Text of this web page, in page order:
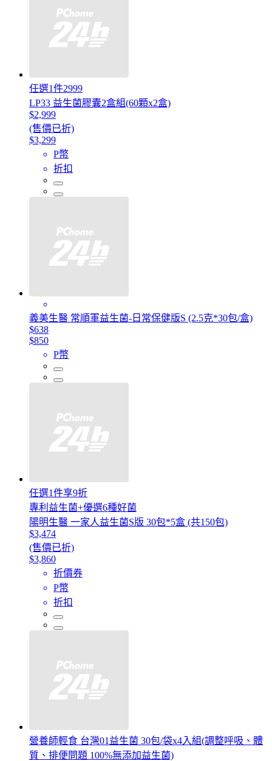
任選1件2999
LP33 益生菌膠囊2盒組(60顆x2盒)
$2,999
(售價已折)
$3,299
P幣
折扣
義美生醫 常順軍益生菌-日常保健版S (2.5克*30包/盒)
$638
$850
P幣
任選1件享9折
專利益生菌+優選6種好菌
陽明生醫 一家人益生菌S版 30包*5盒 (共150包)
$3,474
(售價已折)
$3,860
折價券
P幣
折扣
營養師輕食 台灣01益生菌 30包/袋x4入組(調整呼吸、體
質、排便問題 100%無添加益生菌)